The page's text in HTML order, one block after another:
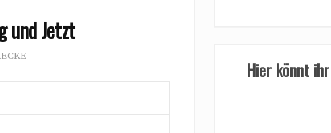
und Jetzt
Hier könnt